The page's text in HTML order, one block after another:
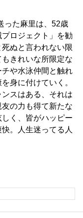
った麻里は、52歳
ロジェクト」を勧
ぬと言われない限
きれいな所限定な
や水泳仲間と触れ
身に付けていく。
スはある、それは
の力も得て新たな
く、皆がハッピー
。人生迷ってる人